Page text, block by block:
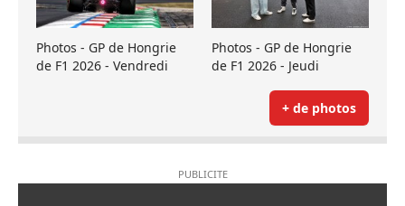
Photos - GP de Hongrie
de F1 2026 - Vendredi
Photos - GP de Hongrie
de F1 2026 - Jeudi
+ de photos